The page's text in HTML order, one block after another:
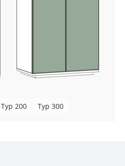
Typ 200 Typ 300